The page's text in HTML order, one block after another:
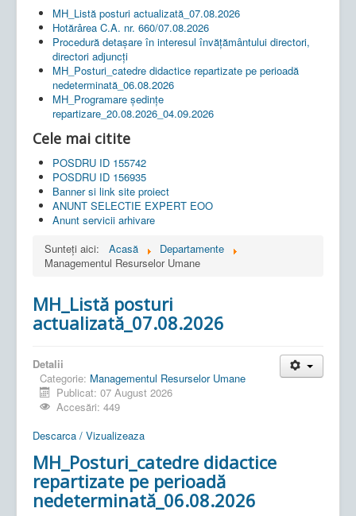
MH_Listă posturi actualizată_07.08.2026
Hotărârea C.A. nr. 660/07.08.2026
Procedură detașare în interesul învățământului directori,
directori adjuncți
MH_Posturi_catedre didactice repartizate pe perioadă
nedeterminată_06.08.2026
MH_Programare ședințe
repartizare_20.08.2026_04.09.2026
Cele mai citite
POSDRU ID 155742
POSDRU ID 156935
Banner si link site proiect
ANUNT SELECTIE EXPERT EOO
Anunt servicii arhivare
Sunteți aici:
Acasă
Departamente
Managementul Resurselor Umane
MH_Listă posturi
actualizată_07.08.2026
Detalii
Categorie: Managementul Resurselor Umane
Publicat: 07 August 2026
Accesări: 449
Descarca / Vizualizeaza
MH_Posturi_catedre didactice
repartizate pe perioadă
nedeterminată_06.08.2026